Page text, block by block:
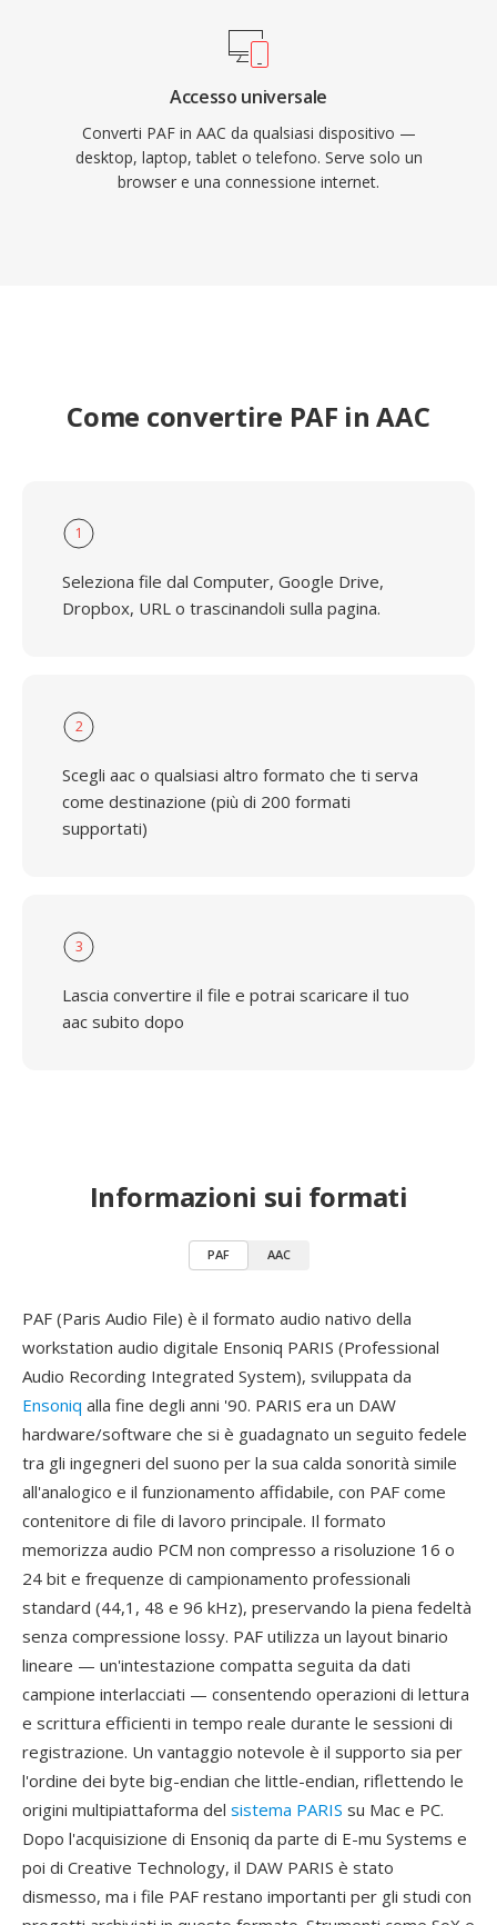
Accesso universale
Converti PAF in AAC da qualsiasi dispositivo —
desktop, laptop, tablet o telefono. Serve solo un
browser e una connessione internet.
Come convertire PAF in AAC
1
Seleziona file dal Computer, Google Drive,
Dropbox, URL o trascinandoli sulla pagina.
2
Scegli aac o qualsiasi altro formato che ti serva
come destinazione (più di 200 formati
supportati)
3
Lascia convertire il file e potrai scaricare il tuo
aac subito dopo
Informazioni sui formati
PAF AAC
PAF (Paris Audio File) è il formato audio nativo della
workstation audio digitale Ensoniq PARIS (Professional
Audio Recording Integrated System), sviluppata da
Ensoniq alla fine degli anni '90. PARIS era un DAW
hardware/software che si è guadagnato un seguito fedele
tra gli ingegneri del suono per la sua calda sonorità simile
all'analogico e il funzionamento affidabile, con PAF come
contenitore di file di lavoro principale. Il formato
memorizza audio PCM non compresso a risoluzione 16 o
24 bit e frequenze di campionamento professionali
standard (44,1, 48 e 96 kHz), preservando la piena fedeltà
senza compressione lossy. PAF utilizza un layout binario
lineare — un'intestazione compatta seguita da dati
campione interlacciati — consentendo operazioni di lettura
e scrittura efficienti in tempo reale durante le sessioni di
registrazione. Un vantaggio notevole è il supporto sia per
l'ordine dei byte big-endian che little-endian, riflettendo le
origini multipiattaforma del sistema PARIS su Mac e PC.
Dopo l'acquisizione di Ensoniq da parte di E-mu Systems e
poi di Creative Technology, il DAW PARIS è stato
dismesso, ma i file PAF restano importanti per gli studi con